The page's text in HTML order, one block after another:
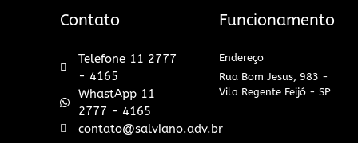
Contato
Telefone 11 2777
- 4165
WhastApp 11
2777 - 4165
contato@salviano.adv.br
Funcionamento
Endereço
Rua Bom Jesus, 983 -
Vila Regente Feijó - SP